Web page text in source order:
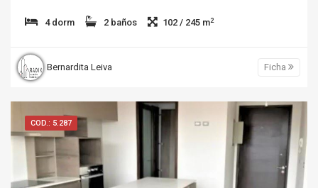
4 dorm 2 baños 102 / 245 m2
Bernardita Leiva Ficha
COD.: 5.287